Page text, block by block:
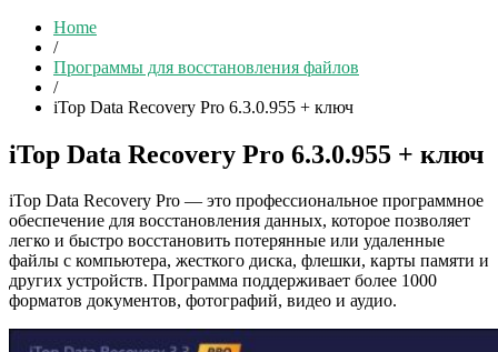
Home
/
Программы для восстановления файлов
/
iTop Data Recovery Pro 6.3.0.955 + ключ
iTop Data Recovery Pro 6.3.0.955 + ключ
iTop Data Recovery Pro — это профессиональное программное
обеспечение для восстановления данных, которое позволяет
легко и быстро восстановить потерянные или удаленные
файлы с компьютера, жесткого диска, флешки, карты памяти и
других устройств. Программа поддерживает более 1000
форматов документов, фотографий, видео и аудио.